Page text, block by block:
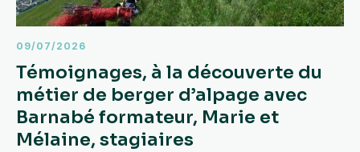
09/07/2026
Témoignages, à la découverte du
métier de berger d’alpage avec
Barnabé formateur, Marie et
Mélaine, stagiaires